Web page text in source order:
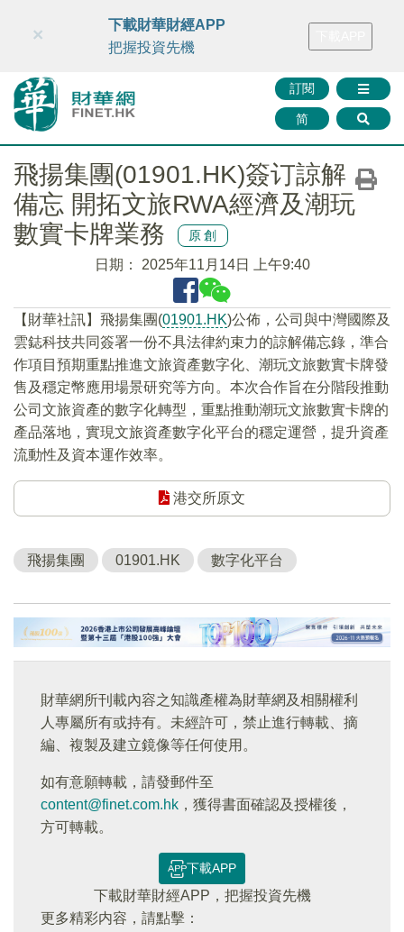
財華智庫網 FINTV FINMETA 財華證券 媒體矩陣
訂閱
简
×
下載財華財經APP
把握投資先機
飛揚集團(01901.HK)簽订諒解
備忘 開拓文旅RWA經濟及潮玩
數實卡牌業務
原創
日期： 2025年11月14日 上午9:40
【財華社訊】飛揚集團(01901.HK)公佈，公司與中灣國際及
雲鋕科技共同簽署一份不具法律約束力的諒解備忘錄，準合
作項目預期重點推進文旅資產數字化、潮玩文旅數實卡牌發
售及穩定幣應用場景研究等方向。本次合作旨在分階段推動
公司文旅資產的數字化轉型，重點推動潮玩文旅數實卡牌的
產品落地，實現文旅資產數字化平台的穩定運營，提升資產
流動性及資本運作效率。
港交所原文
飛揚集團 01901.HK 數字化平台
財華網所刊載內容之知識產權為財華網及相關權利
人專屬所有或持有。未經許可，禁止進行轉載、摘
編、複製及建立鏡像等任何使用。
如有意願轉載，請發郵件至
content@finet.com.hk ，獲得書面確認及授權後，
方可轉載。
下載APP
下載財華財經APP，把握投資先機
更多精彩内容，請點擊：